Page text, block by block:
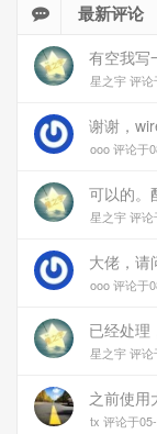
最新评论
星之宇 评
ooo 评论于
星之宇 评
ooo 评论于
星之宇 评论
tx 评论于